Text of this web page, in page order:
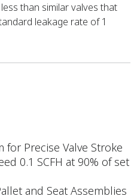
than similar valves that
leakage rate of 1
for Precise Valve Stroke
0.1 SCFH at 90% of set
and Seat Assemblies